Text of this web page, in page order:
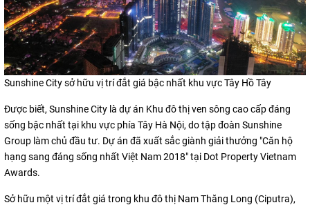
Sunshine City sở hữu vị trí đắt giá bậc nhất khu vực Tây Hồ Tây
Được biết, Sunshine City là dự án Khu đô thị ven sông cao cấp đáng
sống bậc nhất tại khu vực phía Tây Hà Nội, do tập đoàn Sunshine
Group làm chủ đầu tư. Dự án đã xuất sắc giành giải thưởng "Căn hộ
hạng sang đáng sống nhất Việt Nam 2018" tại Dot Property Vietnam
Awards.
Sở hữu một vị trí đắt giá trong khu đô thị Nam Thăng Long (Ciputra),